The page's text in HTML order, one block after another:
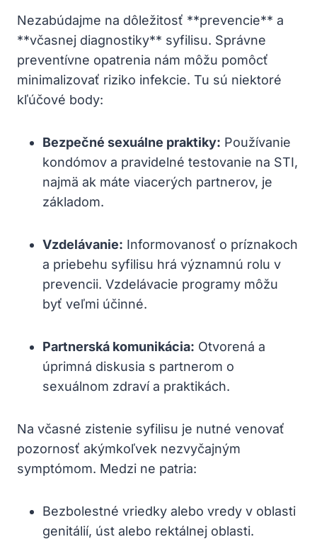
Nezabúdajme na dôležitosť **prevencie** a
⁣**včasnej diagnostiky** syfilisu. Správne
preventívne opatrenia nám môžu pomôcť
minimalizovať riziko infekcie. Tu sú‍ niektoré
kľúčové body:
Bezpečné ​sexuálne praktiky: ⁣Používanie
kondómov a pravidelné testovanie na ⁤STI,
najmä ak máte viacerých partnerov, je
základom.
Vzdelávanie: Informovanosť o príznakoch
a priebehu syfilisu hrá významnú rolu v
⁤prevencii. Vzdelávacie programy môžu
byť veľmi ⁤účinné.
Partnerská‍ komunikácia: Otvorená ‍a
⁢úprimná diskusia​ s partnerom o
sexuálnom zdraví a​ praktikách.
Na včasné zistenie syfilisu je nutné venovať
pozornosť akýmkoľvek nezvyčajným
symptómom. Medzi ⁤ne⁢ patria:
Bezbolestné vriedky alebo vredy v oblasti
genitálií, úst alebo rektálnej oblasti.